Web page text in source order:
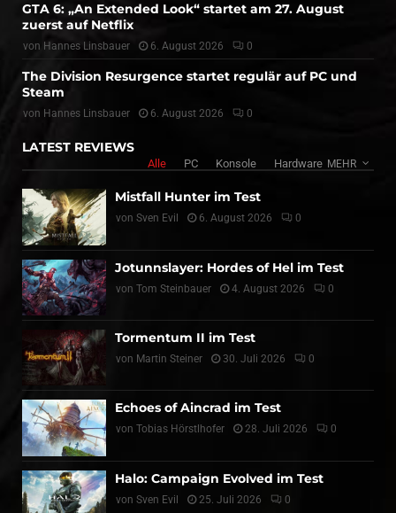
GTA 6: „An Extended Look“ startet am 27. August
zuerst auf Netflix
von Hannes Linsbauer 6. August 2026 0
The Division Resurgence startet regulär auf PC und
Steam
von Hannes Linsbauer 6. August 2026 0
LATEST REVIEWS
Alle PC Konsole Hardware MEHR
Mistfall Hunter im Test
von Sven Evil 6. August 2026 0
Jotunnslayer: Hordes of Hel im Test
von Tom Steinbauer 4. August 2026 0
Tormentum II im Test
von Martin Steiner 30. Juli 2026 0
Echoes of Aincrad im Test
von Tobias Hörstlhofer 28. Juli 2026 0
Halo: Campaign Evolved im Test
von Sven Evil 25. Juli 2026 0